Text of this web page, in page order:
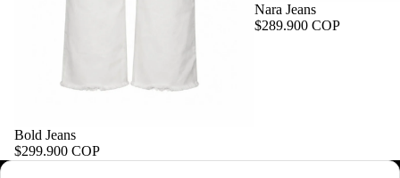
Bold Jeans
$299.900 COP
Nara Jeans
$289.900 COP
Correo electrónico